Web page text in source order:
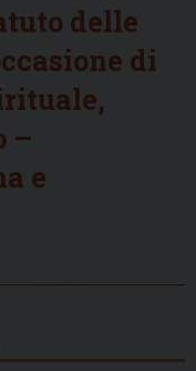
delle
di
–
e